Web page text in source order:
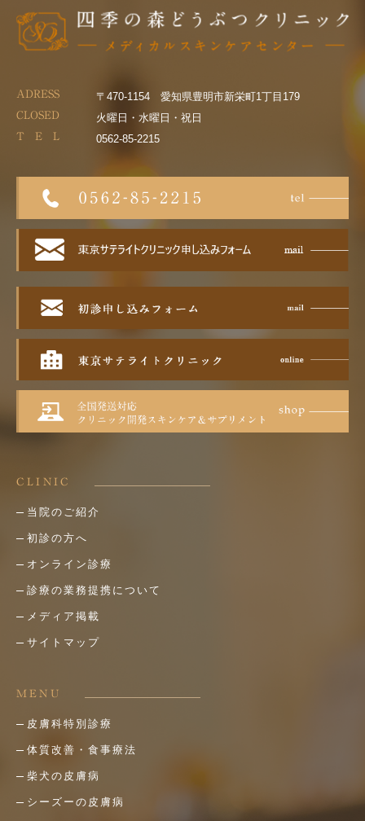
ADRESS 〒470-1154 愛知県豊明市新栄町1丁目179
CLOSED 火曜日・水曜日・祝日
T E L 0562-85-2215
CLINIC
当院のご紹介
初診の方へ
オンライン診療
診療の業務提携について
メディア掲載
サイトマップ
MENU
皮膚科特別診療
体質改善・食事療法
柴犬の皮膚病
シーズーの皮膚病